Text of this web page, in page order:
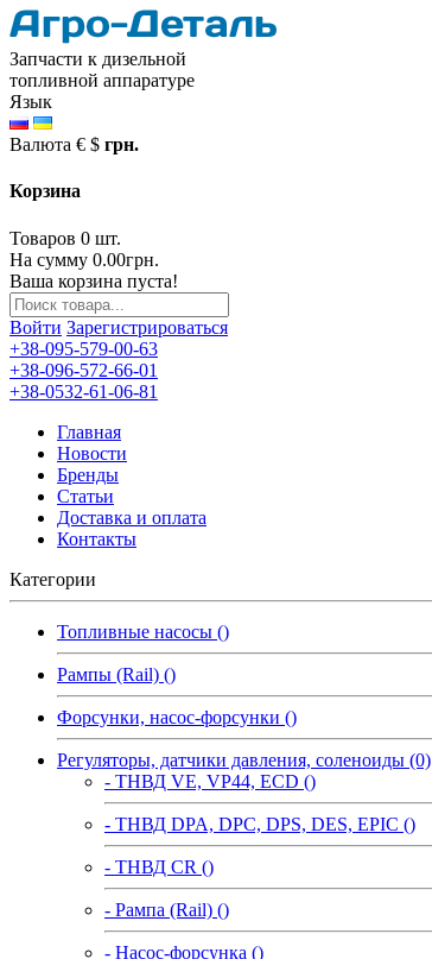
Запчасти к дизельной
топливной аппаратуре
Язык
Валюта € $ грн.
Корзина
Товаров 0 шт.
На сумму 0.00грн.
Ваша корзина пуста!
Войти Зарегистрироваться
+38-095-579-00-63
+38-096-572-66-01
+38-0532-61-06-81
Главная
Новости
Бренды
Статьи
Доставка и оплата
Контакты
Категории
Топливные насосы ()
Рампы (Rail) ()
Форсунки, насос-форсунки ()
Регуляторы, датчики давления, соленоиды (0)
- ТНВД VE, VP44, ECD ()
- ТНВД DPA, DPC, DPS, DES, EPIC ()
- ТНВД CR ()
- Рампа (Rail) ()
- Насос-форсунка ()